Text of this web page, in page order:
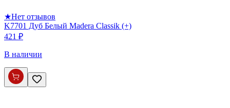
★Нет отзывов
K7701 Дуб Белый Madera Classik (+)
421 ₽
В наличии